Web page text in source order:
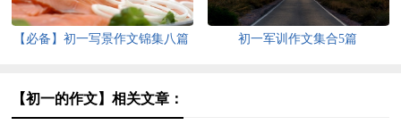
【必备】初一写景作文锦集八篇 初一军训作文集合5篇
【初一的作文】相关文章：